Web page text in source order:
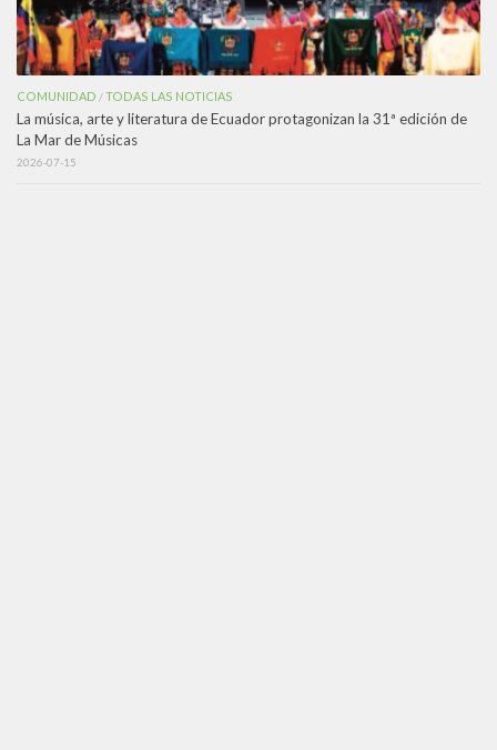
COMUNIDAD /TODAS LAS NOTICIAS
La música, arte y literatura de Ecuador protagonizan la 31ª edición de
La Mar de Músicas
2026-07-15